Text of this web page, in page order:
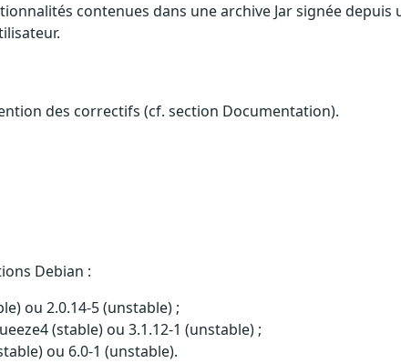
contenues dans une archive Jar signée
des correctifs (cf. section Documentation).
Debian :
ou 2.0.14-5 (unstable) ;
(stable) ou 3.1.12-1 (unstable) ;
ou 6.0-1 (unstable).